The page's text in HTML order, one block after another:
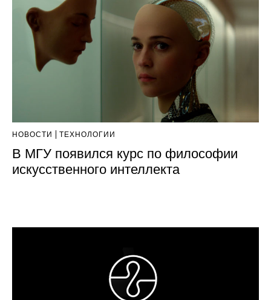
НОВОСТИ ТЕХНОЛОГИИ
В МГУ появился курс по философии
искусственного интеллекта